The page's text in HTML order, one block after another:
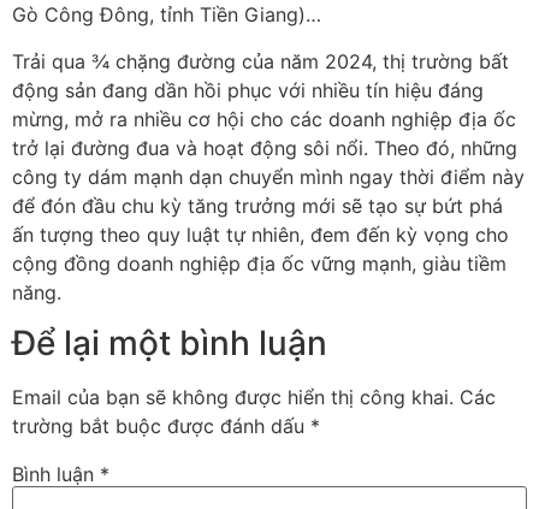
Gò Công Đông, tỉnh Tiền Giang)…
Trải qua ¾ chặng đường của năm 2024, thị trường bất
động sản đang dần hồi phục với nhiều tín hiệu đáng
mừng, mở ra nhiều cơ hội cho các doanh nghiệp địa ốc
trở lại đường đua và hoạt động sôi nổi. Theo đó, những
công ty dám mạnh dạn chuyển mình ngay thời điểm này
để đón đầu chu kỳ tăng trưởng mới sẽ tạo sự bứt phá
ấn tượng theo quy luật tự nhiên, đem đến kỳ vọng cho
cộng đồng doanh nghiệp địa ốc vững mạnh, giàu tiềm
năng.
Để lại một bình luận
Email của bạn sẽ không được hiển thị công khai. Các
trường bắt buộc được đánh dấu *
Bình luận *